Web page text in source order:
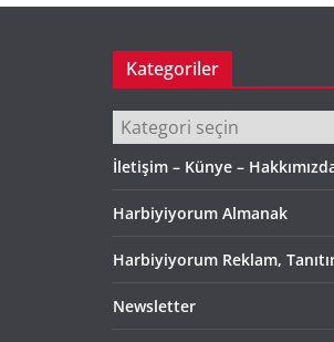
Kategoriler
Kategoriler
İletişim – Künye –
Harbiyiyorum Almanak
Harbiyiyorum Reklam,
Newsletter